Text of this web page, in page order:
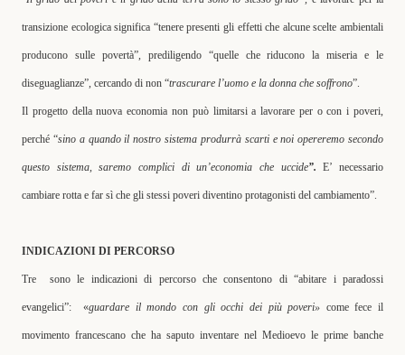
transizione ecologica significa “tenere presenti gli effetti che alcune scelte ambientali
producono sulle povertà”, prediligendo “quelle che riducono la miseria e le
diseguaglianze”, cercando di non “trascurare l’uomo e la donna che soffrono”.
Il progetto della nuova economia non può limitarsi a lavorare per o con i poveri,
perché “sino a quando ilnostro sistema produrrà scarti e noi opereremo secondo
questo sistema, saremo complici di un’economia che uccide”.E’ necessario
cambiare rotta e far sì che gli stessi poveri diventino protagonisti del cambiamento”.
INDICAZIONI DI PERCORSO
Tre sono le indicazioni di percorso che consentono di “abitare i paradossi
evangelici”: «guardare il mondo con gli occhi dei più poveri» come fece il
movimento francescano che ha saputo inventare nel Medioevo le prime banche